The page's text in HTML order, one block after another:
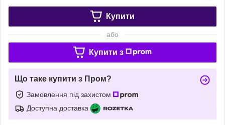
Купити
або
Купити з
Що таке купити з Пром?
Замовлення під захистом
Доступна доставка